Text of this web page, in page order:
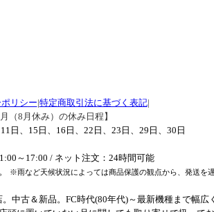
リシー|特定商取引法に基づく表記|
月（8月休み）の休み日程】
日、15日、16日、22日、23日、29日、30日
～17:00 / ネット注文：24時間可能
※雨など天候状況によっては商品保護の観点から、発送を
中古＆新品。FC時代(80年代)～最新機種まで幅広